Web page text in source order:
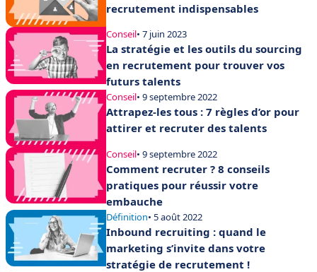
recrutement indispensables
Conseil• 7 juin 2023
La stratégie et les outils du sourcing
en recrutement pour trouver vos
futurs talents
Conseil• 9 septembre 2022
Attrapez-les tous : 7 règles d’or pour
attirer et recruter des talents
Conseil• 9 septembre 2022
Comment recruter ? 8 conseils
pratiques pour réussir votre
embauche
Définition• 5 août 2022
Inbound recruiting : quand le
marketing s’invite dans votre
stratégie de recrutement !